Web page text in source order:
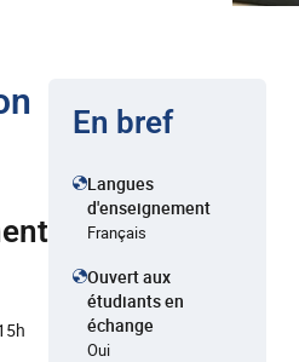
En bref
Langues
d'enseignement
Français
Ouvert aux
étudiants en
échange
Oui